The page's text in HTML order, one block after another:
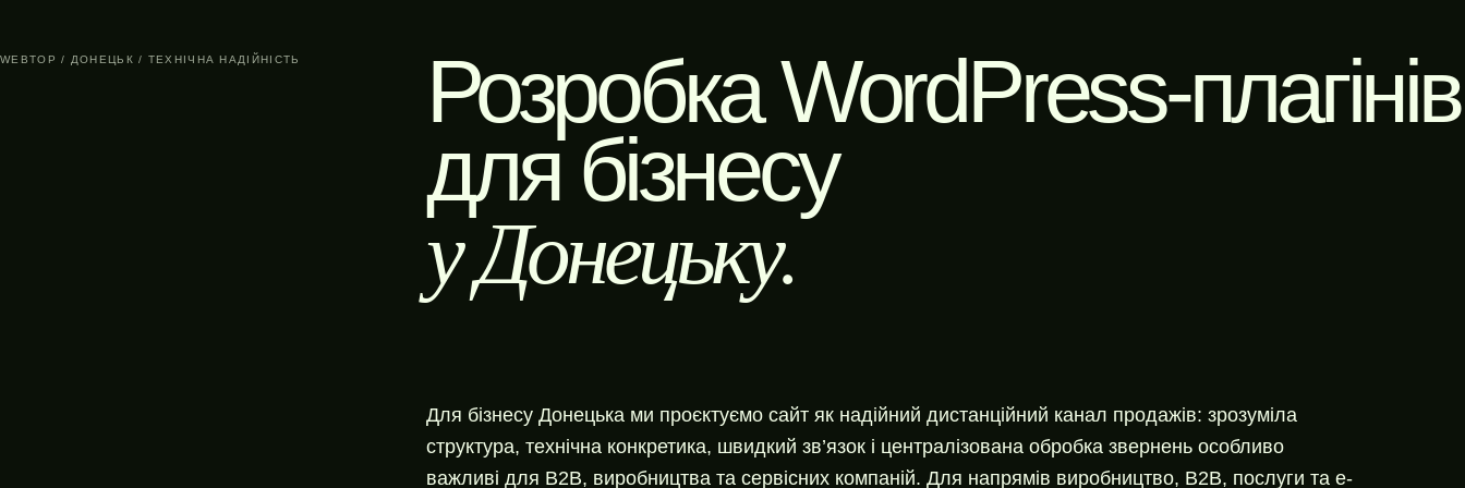
WEBTOP / ДОНЕЦЬК / ТЕХНІЧНА НАДІЙНІСТЬ
Розробка WordPress-плагінів
для бізнесу
у Донецьку.
Для бізнесу Донецька ми проєктуємо сайт як надійний дистанційний канал продажів: зрозуміла
структура, технічна конкретика, швидкий зв’язок і централізована обробка звернень особливо
важливі для B2B, виробництва та сервісних компаній. Для напрямів виробництво, B2B, послуги та e-